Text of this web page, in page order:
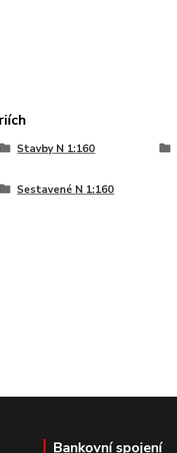
Stavby N 1:160
Sestavené N 1:160
Bankovní spojení